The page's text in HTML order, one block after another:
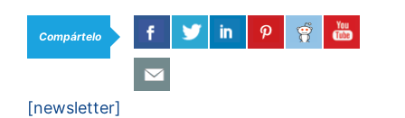
Compártelo
[newsletter]